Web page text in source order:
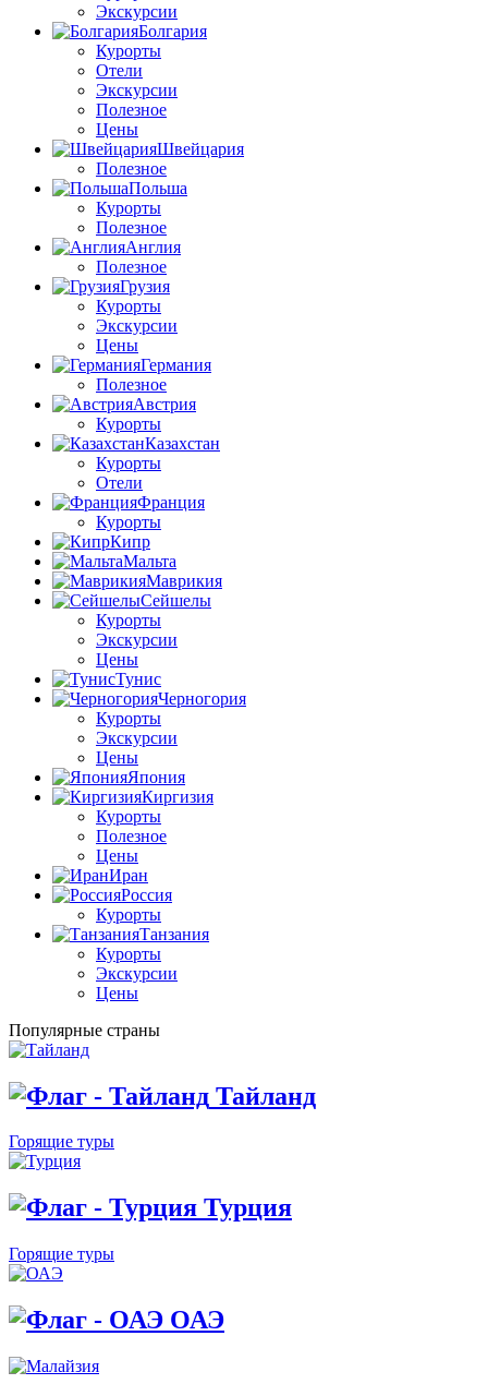
Экскурсии
Болгария
Курорты
Отели
Экскурсии
Полезное
Цены
Швейцария
Полезное
Польша
Курорты
Полезное
Англия
Полезное
Грузия
Курорты
Экскурсии
Цены
Германия
Полезное
Австрия
Курорты
Казахстан
Курорты
Отели
Франция
Курорты
Кипр
Мальта
Маврикия
Сейшелы
Курорты
Экскурсии
Цены
Тунис
Черногория
Курорты
Экскурсии
Цены
Япония
Киргизия
Курорты
Полезное
Цены
Иран
Россия
Курорты
Танзания
Курорты
Экскурсии
Цены
Популярные страны
Тайланд
Горящие туры
Турция
Горящие туры
ОАЭ